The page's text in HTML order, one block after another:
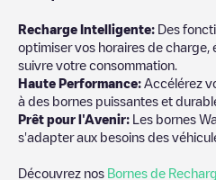
Recharge Intelligente: Des
optimiser vos horaires de charge,
suivre votre consommation.
Haute Performance: Accélérez
à des bornes puissantes et
Prêt pour l'Avenir: Les bornes
s'adapter aux besoins des
Découvrez nos Bornes de